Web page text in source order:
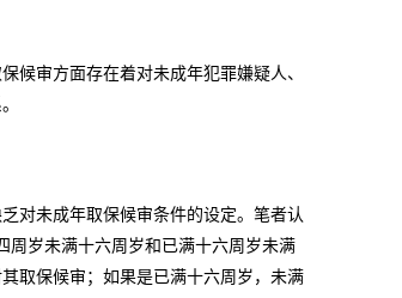
候审方面存在着对未成年犯罪嫌疑人、
对未成年取保候审条件的设定。笔者认
周岁未满十六周岁和已满十六周岁未满
取保候审；如果是已满十六周岁，未满